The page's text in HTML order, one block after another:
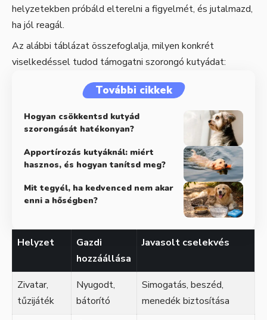
helyzetekben próbáld elterelni a figyelmét, és jutalmazd,
ha jól reagál.
Az alábbi táblázat összefoglalja, milyen konkrét
viselkedéssel tudod támogatni szorongó kutyádat:
További cikkek
Hogyan csökkentsd kutyád
szorongását hatékonyan?
Apportírozás kutyáknál: miért
hasznos, és hogyan tanítsd meg?
Mit tegyél, ha kedvenced nem akar
enni a hőségben?
Helyzet
Gazdi
hozzáállása
Javasolt cselekvés
Zivatar,
tűzijáték
Nyugodt,
bátorító
Simogatás, beszéd,
menedék biztosítása